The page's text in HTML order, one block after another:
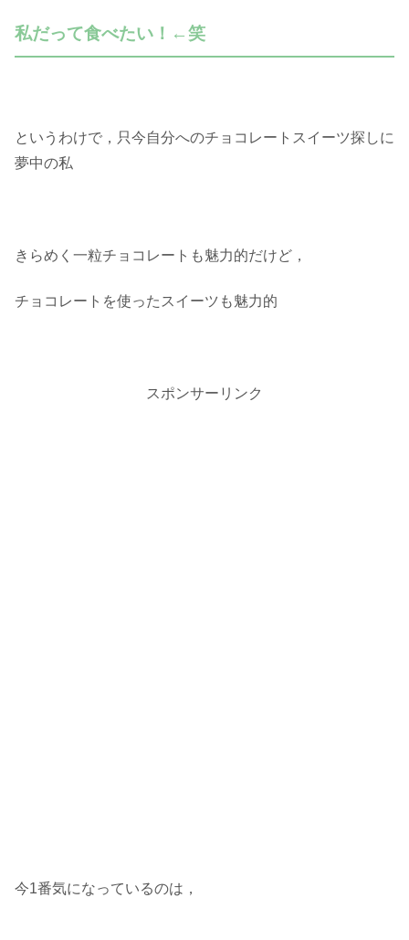
私だって食べたい！←笑
というわけで，只今自分へのチョコレートスイーツ探しに
夢中の私
きらめく一粒チョコレートも魅力的だけど，
チョコレートを使ったスイーツも魅力的
スポンサーリンク
今1番気になっているのは，